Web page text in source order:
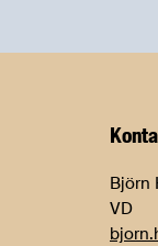
Björn
VD